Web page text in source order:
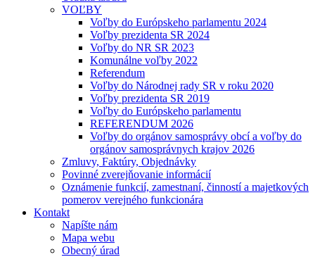
VOĽBY
Voľby do Európskeho parlamentu 2024
Voľby prezidenta SR 2024
Voľby do NR SR 2023
Komunálne voľby 2022
Referendum
Voľby do Národnej rady SR v roku 2020
Voľby prezidenta SR 2019
Voľby do Európskeho parlamentu
REFERENDUM 2026
Voľby do orgánov samosprávy obcí a voľby do
orgánov samosprávnych krajov 2026
Zmluvy, Faktúry, Objednávky
Povinné zverejňovanie informácií
Oznámenie funkcií, zamestnaní, činností a majetkových
pomerov verejného funkcionára
Kontakt
Napíšte nám
Mapa webu
Obecný úrad